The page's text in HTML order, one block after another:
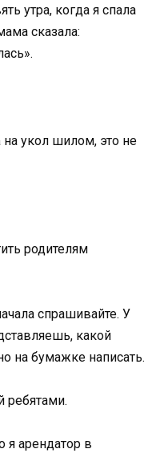
утра, когда я спала
сказала:
укол шилом, это не
родителям
спрашивайте. У
какой
на бумажке написать.
ребятами.
я арендатор в